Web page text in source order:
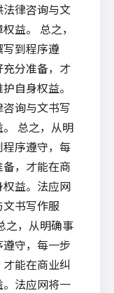
律咨询与文
益。 总之，
到程序遵
分准备，才
自身权益。
询与文书写
总之，从明
序遵守，每
，才能在商
益。法应网
书写作服
之，从明确事
守，每一步
能在商业纠
法应网将一